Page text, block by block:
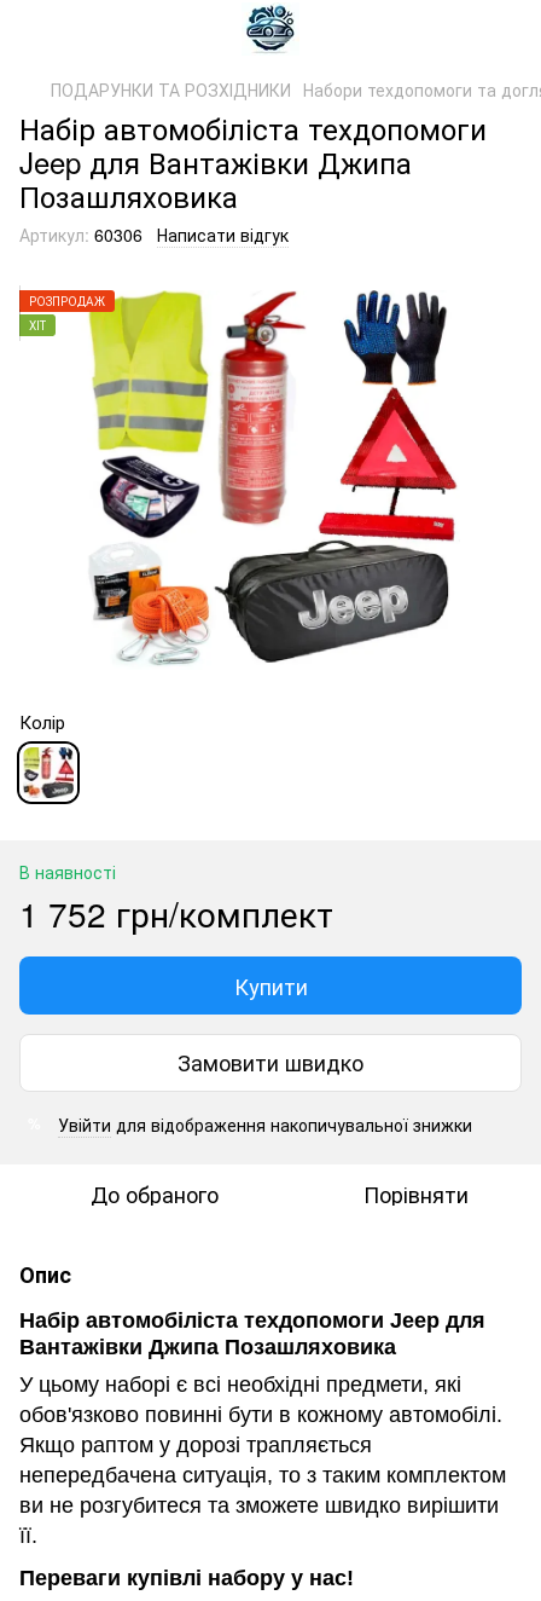
ПОДАРУНКИ ТА РОЗХІДНИКИ Набори техдопомоги та
Набір автомобіліста техдопомоги
Jeep для Вантажівки Джипа
Позашляховика
Артикул: 60306 Написати відгук
РОЗПРОДАЖ
ХІТ
Колір
В наявності
1 752 грн/комплект
Купити
Замовити швидко
Увійти для відображення накопичувальної знижки
До обраного Порівняти
Опис
Набір автомобіліста техдопомоги Jeep для
Вантажівки Джипа Позашляховика
У цьому наборі є всі необхідні предмети, які
обов'язково повинні бути в кожному автомобілі.
Якщо раптом у дорозі трапляється
непередбачена ситуація, то з таким комплектом
ви не розгубитеся та зможете швидко вирішити
її.
Переваги купівлі набору у нас!